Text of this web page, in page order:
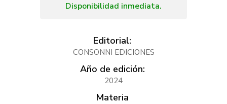
Disponibilidad inmediata.
Editorial:
CONSONNI EDICIONES
Año de edición:
2024
Materia